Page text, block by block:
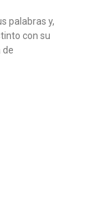
palabras y,
con su
de